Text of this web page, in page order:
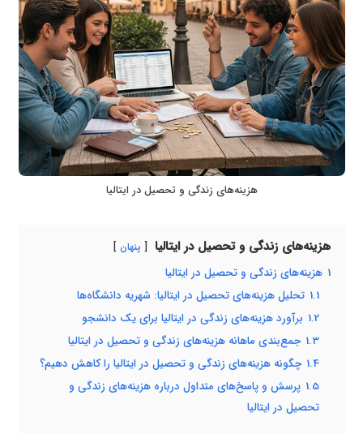
هزینه‌های زندگی و تحصیل در ایتالیا
هزینه‌های زندگی و تحصیل در ایتالیا پنهان
1 هزینه‌های زندگی و تحصیل در ایتالیا
1.1 تحلیل هزینه‌های تحصیل در ایتالیا: شهریه دانشگاه‌ها
1.2 برآورد هزینه‌های زندگی در ایتالیا برای یک دانشجو
1.3 جمع‌بندی ماهانه هزینه‌های زندگی و تحصیل در ایتالیا
1.4 چگونه هزینه‌های زندگی و تحصیل در ایتالیا را کاهش دهیم؟
1.5 پرسش و پاسخ‌های متداول درباره هزینه‌های زندگی و
تحصیل در ایتالیا